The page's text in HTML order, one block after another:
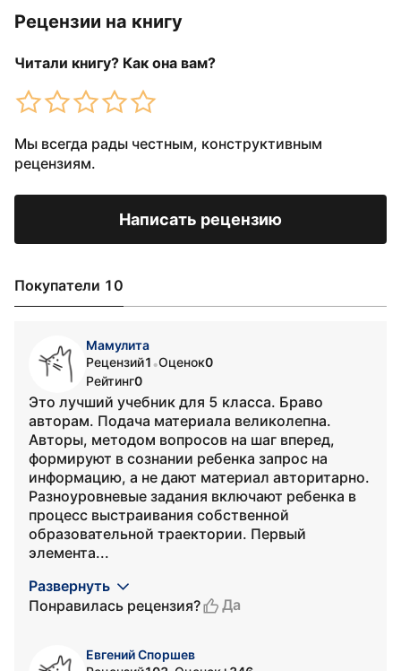
Рецензии на книгу
Читали книгу? Как она вам?
Мы всегда рады честным, конструктивным
рецензиям.
Написать рецензию
Покупатели 10
Мамулита
Рецензий1 •Оценок0
Рейтинг0
Это лучший учебник для 5 класса. Браво
авторам. Подача материала великолепна.
Авторы, методом вопросов на шаг вперед,
формируют в сознании ребенка запрос на
информацию, а не дают материал авторитарно.
Разноуровневые задания включают ребенка в
процесс выстраивания собственной
образовательной траектории. Первый
элемента...
Развернуть
Понравилась рецензия?
Да
Евгений Споршев